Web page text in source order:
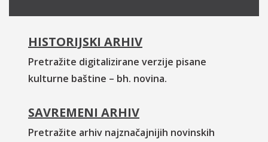
HISTORIJSKI ARHIV
Pretražite digitalizirane verzije pisane
kulturne baštine – bh. novina.
SAVREMENI ARHIV
Pretražite arhiv najznačajnijih novinskih